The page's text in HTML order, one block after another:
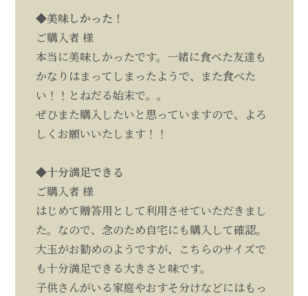
◆美味しかった！
ご購入者 様
本当に美味しかったです。一緒に食べた友達も
かなりはまってしまったようで、また食べた
い！！とねだる始末で。。
ぜひまた購入したいと思っていますので、よろ
しくお願いいたします！！
◆十分満足できる
ご購入者 様
はじめて贈答用として利用させていただきまし
た。なので、念のため自宅にも購入して確認。
大玉がお勧めのようですが、こちらのサイズで
も十分満足できる大きさと味です。
子供さんがいる家庭やおすそ分けなどにはもっ